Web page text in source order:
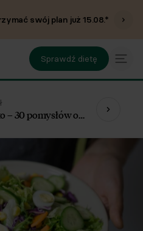
swój plan już15.08.*
Sprawdź dietę
– 30 pomysłów od